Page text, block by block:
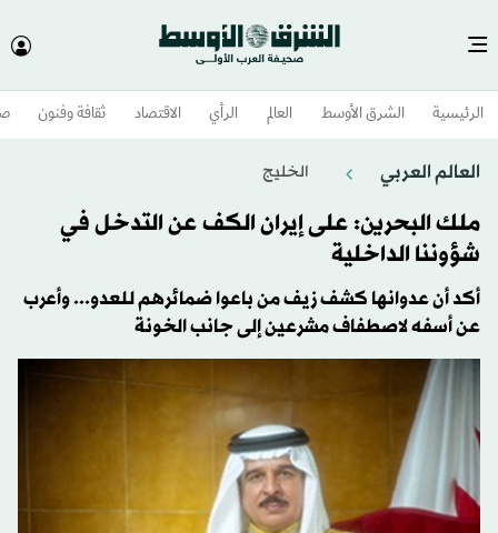
الرئيسية الشرق الأوسط​ العالم الرأي الاقتصاد ثقافة وفنون
العالم العربي الخليج
ملك البحرين: على إيران الكف عن التدخل في
شؤوننا الداخلية
أكد أن عدوانها كشف زيف من باعوا ضمائرهم للعدو... وأعرب
عن أسفه لاصطفاف مشرعين إلى جانب الخونة